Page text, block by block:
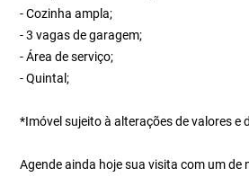
- Cozinha ampla;
- 3 vagas de garagem;
- Área de serviço;
- Quintal;
*Imóvel sujeito à alterações de valores e
Agende ainda hoje sua visita com um de